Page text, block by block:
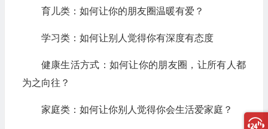
育儿类：如何让你的朋友圈温暖有爱？
学习类：如何让别人觉得你有深度有态度
健康生活方式：如何让你的朋友圈，让所有人都
为之向往？
家庭类：如何让你别人觉得你会生活爱家庭？